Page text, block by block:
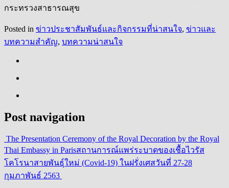
กระทรวงสาธารณสุข
Posted in ข่าวประชาสัมพันธ์และกิจกรรมที่น่าสนใจ, ข่าวและ
บทความสำคัญ, บทความน่าสนใจ
Post navigation
The Presentation Ceremony of the Royal Decoration by the Royal
Thai Embassy in Parisสถานการณ์แพร่ระบาดของเชื้อไวรัส
โคโรนาสายพันธุ์ใหม่ (Covid-19) ในฝรั่งเศสวันที่ 27-28
กุมภาพันธ์ 2563